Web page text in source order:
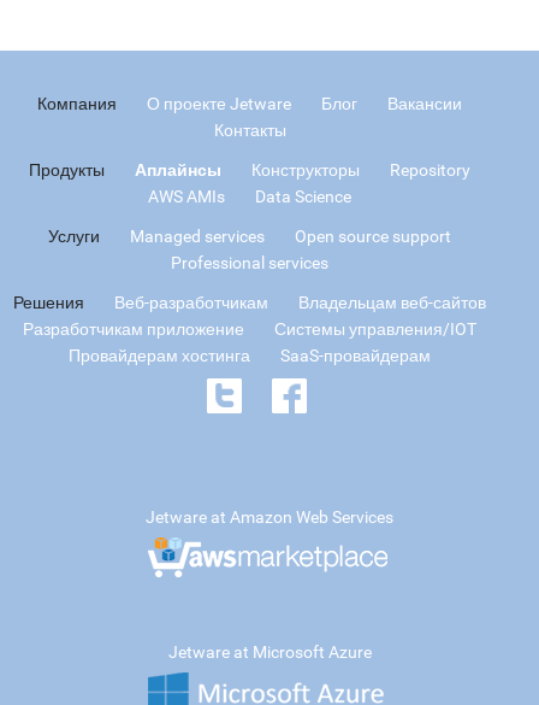
Компания О проекте Jetware Блог
Вакансии
Контакты
Продукты Аплайнсы Конструкторы
Repository
AWS AMIs
Data Science
Услуги Managed services
Open source support
Professional services
Решения Веб-разработчикам
Владельцам веб-сайтов
Разработчикам приложение
Системы управления/IOT
Провайдерам хостинга
SaaS-провайдерам
Jetware at Amazon Web Services
Jetware at Microsoft Azure